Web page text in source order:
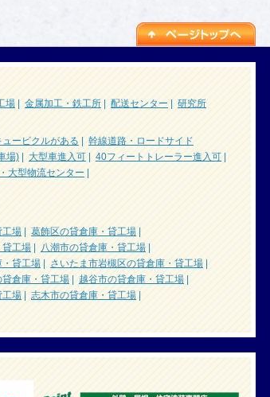
場 金属加工・鉄工所 配送センター
研究所
ュービクルがある
幹線道路・ロードサイド
場) 大型車進入可 40フィートトレーラー進入可
大型物流センター
工場 葛飾区の貸倉庫・貸工場
貸工場 八潮市の貸倉庫・貸工場
・貸工場 さいたま市岩槻区の貸倉庫・貸工場
倉庫・貸工場 越谷市の貸倉庫・貸工場
工場 志木市の貸倉庫・貸工場